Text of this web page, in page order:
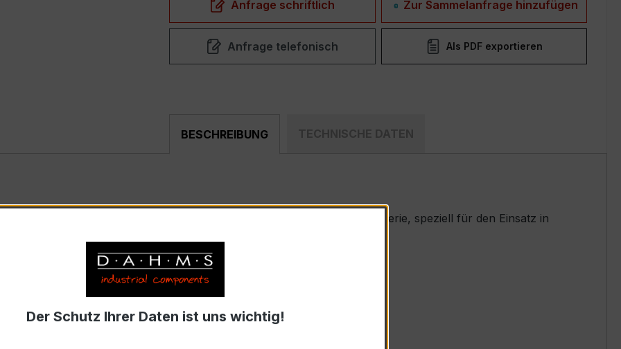
Anfrage schriftlich Zur Sammelanfrage hinzufügen
Anfrage telefonisch Als PDF exportieren
BESCHREIBUNG TECHNISCHE DATEN
hochpräziser Verrechnungsstromwandler der bewährten EASKD-Serie, speziell für den Einsatz in
Mess- und Überwachungssystemen entwickelt.
EASKD 31.8
200 A pro Phase, Sekundärnennstrom 5 A)
bzw. DIN EN 61869-2)
Der Schutz Ihrer Daten ist uns wichtig!